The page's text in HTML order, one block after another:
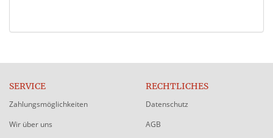
SERVICE
Zahlungsmöglichkeiten
Wir über uns
RECHTLICHES
Datenschutz
AGB